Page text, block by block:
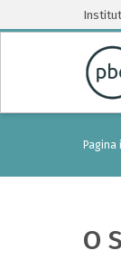
Pagina
O